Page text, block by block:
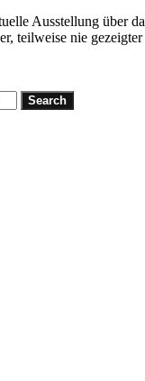
Ausstellung über
teilweise nie